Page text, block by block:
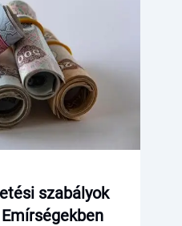
szabályok